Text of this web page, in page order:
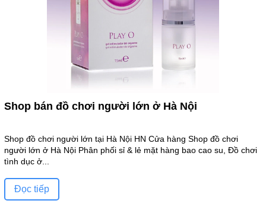
Shop bán đồ chơi người lớn ở Hà Nội
Shop đồ chơi người lớn tại Hà Nội HN Cửa hàng Shop đồ chơi
người lớn ở Hà Nội Phân phối sỉ & lẻ mặt hàng bao cao su, Đồ chơi
tình dục ở...
Đọc tiếp